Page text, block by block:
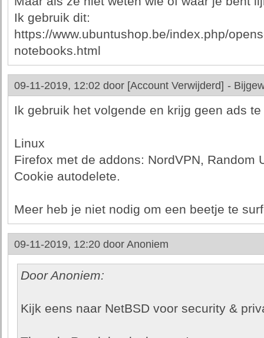
Ik gebruik dit:
https://www.ubuntushop.be/index.php/
notebooks.html
09-11-2019, 12:02 door [Account Verwijderd] -
Ik gebruik het volgende en krijg geen ads
Linux
Firefox met de addons: NordVPN, Random
Cookie autodelete.
Meer heb je niet nodig om een beetje te
09-11-2019, 12:20 door Anoniem
Door Anoniem:
Kijk eens naar NetBSD voor security &